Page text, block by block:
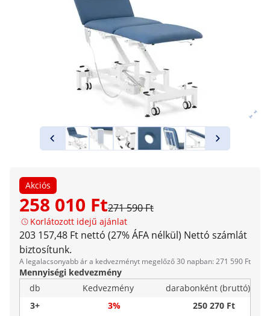
Akciós
258 010 Ft271 590 Ft
Korlátozott idejű ajánlat
203 157,48 Ft nettó (27% ÁFA nélkül) Nettó számlát
biztosítunk.
A legalacsonyabb ár a kedvezményt megelőző 30 napban: 271 590 Ft
Mennyiségi kedvezmény
db
Kedvezmény
darabonként (bruttó)
3+
3%
250 270 Ft